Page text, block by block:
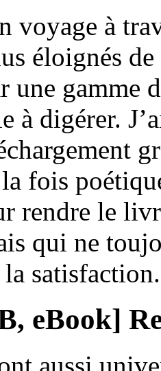
voyage à
éloignés
une gamme
à digérer.
fois
rendre le
qui ne
la satisfaction.
eBook]